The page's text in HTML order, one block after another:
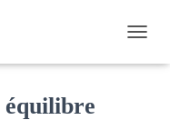
U
équilibre